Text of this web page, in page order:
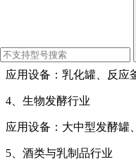
3、化工涂料行业
应用设备：乳化罐、反应
4、生物发酵行业
应用设备：大中型发酵罐
5、酒类与乳制品行业